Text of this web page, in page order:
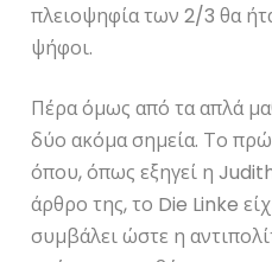
πλειοψηφία των 2/3 θα
ψήφοι.
Πέρα όμως από τα απλά
δύο ακόμα σημεία. Το
όπου, όπως εξηγεί η
άρθρο της, το Die Linke
συμβάλει ώστε η